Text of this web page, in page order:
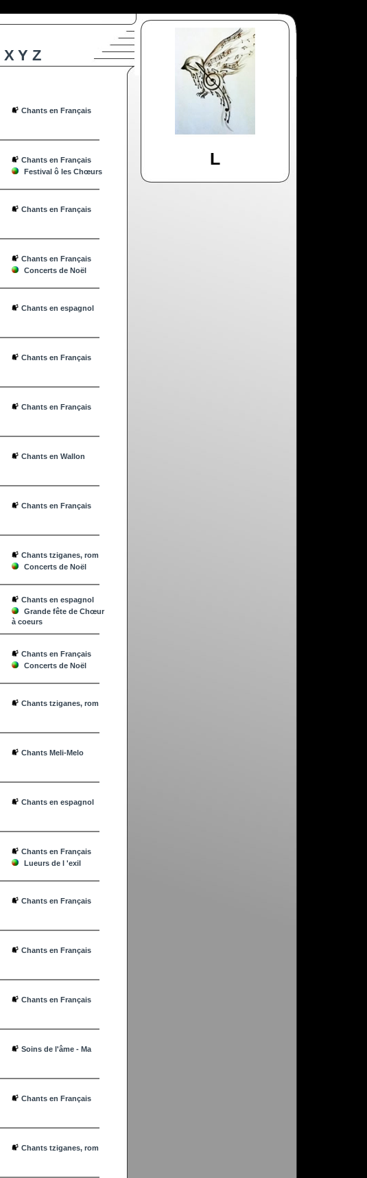
L
X Y Z
Chants en Français
Chants en Français
Festival ô les Chœurs
Chants en Français
Chants en Français
Concerts de Noël
Chants en espagnol
Chants en Français
Chants en Français
Chants en Wallon
Chants en Français
Chants tziganes, rom
Concerts de Noël
Chants en espagnol
Grande fête de Chœur
à coeurs
Chants en Français
Concerts de Noël
Chants tziganes, rom
Chants Meli-Melo
Chants en espagnol
Chants en Français
Lueurs de l 'exil
Chants en Français
Chants en Français
Chants en Français
Soins de l'âme - Ma
Chants en Français
Chants tziganes, rom